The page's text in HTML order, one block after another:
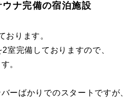
ナ完備の宿泊施設
おります。
室完備しておりますので、
。
ーばかりでのスタートですが、